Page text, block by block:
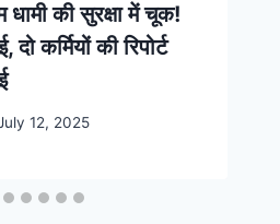
धामी की सुरक्षा में चूक!
कर्मियों की रिपोर्ट
12, 2025